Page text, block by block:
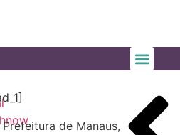
Prefeitura de Manaus,